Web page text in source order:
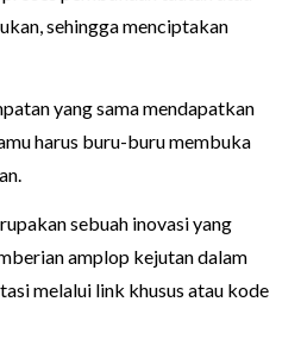
sehingga menciptakan
yang sama mendapatkan
harus buru-buru membuka
sebuah inovasi yang
amplop kejutan dalam
melalui link khusus atau kode